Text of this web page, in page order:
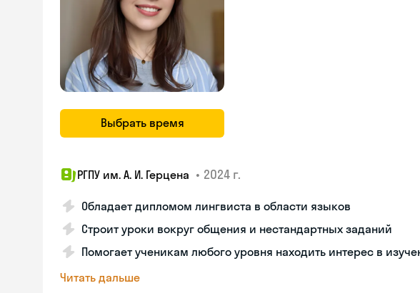
Выбрать время
РГПУ им. А. И. Герцена • 2024 г.
Обладает дипломом лингвиста в области языков
Строит уроки вокруг общения и нестандартных заданий
Помогает ученикам любого уровня находить интерес в
Читать дальше